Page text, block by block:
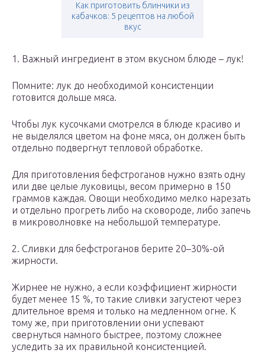
Как приготовить блинчики из
кабачков: 5 рецептов на любой
вкус
1. Важный ингредиент в этом вкусном блюде – лук!
Помните: лук до необходимой консистенции
готовится дольше мяса.
Чтобы лук кусочками смотрелся в блюде красиво и
не выделялся цветом на фоне мяса, он должен быть
отдельно подвергнут тепловой обработке.
Для приготовления бефстроганов нужно взять одну
или две целые луковицы, весом примерно в 150
граммов каждая. Овощи необходимо мелко нарезать
и отдельно прогреть либо на сковороде, либо запечь
в микроволновке на небольшой температуре.
2. Сливки для бефстроганов берите 20–30%-ой
жирности.
Жирнее не нужно, а если коэффициент жирности
будет менее 15 %, то такие сливки загустеют через
длительное время и только на медленном огне. К
тому же, при приготовлении они успевают
свернуться намного быстрее, поэтому сложнее
уследить за их правильной консистенцией.